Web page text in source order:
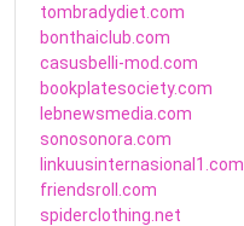
tombradydiet.com
bonthaiclub.com
casusbelli-mod.com
bookplatesociety.com
lebnewsmedia.com
sonosonora.com
linkuusinternasional1.com
friendsroll.com
spiderclothing.net